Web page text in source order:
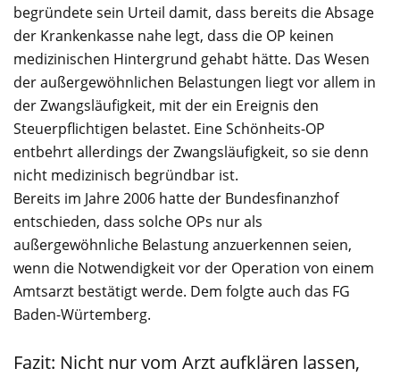
begründete sein Urteil damit, dass bereits die Absage
der Krankenkasse nahe legt, dass die OP keinen
medizinischen Hintergrund gehabt hätte. Das Wesen
der außergewöhnlichen Belastungen liegt vor allem in
der Zwangsläufigkeit, mit der ein Ereignis den
Steuerpflichtigen belastet. Eine Schönheits-OP
entbehrt allerdings der Zwangsläufigkeit, so sie denn
nicht medizinisch begründbar ist.
Bereits im Jahre 2006 hatte der Bundesfinanzhof
entschieden, dass solche OPs nur als
außergewöhnliche Belastung anzuerkennen seien,
wenn die Notwendigkeit vor der Operation von einem
Amtsarzt bestätigt werde. Dem folgte auch das FG
Baden-Würtemberg.
Fazit: Nicht nur vom Arzt aufklären lassen,